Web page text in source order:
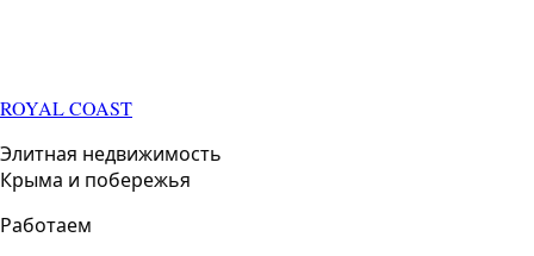
ROYAL COAST
Элитная недвижимость
Крыма и побережья
Работаем